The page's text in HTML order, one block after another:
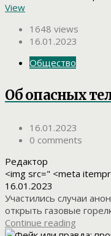
View
1648 views
16.01.2023
Общество
Об опасных
16.01.2023
0 comments
Редактор
<img src=" <meta
16.01.2023
Участились случаи
открыть газовые
Continue reading